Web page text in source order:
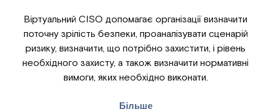
Віртуальний CISO допомагає організації визначити
поточну зрілість безпеки, проаналізувати сценарій
ризику, визначити, що потрібно захистити, і рівень
необхідного захисту, а також визначити нормативні
вимоги, яких необхідно виконати.
Більше